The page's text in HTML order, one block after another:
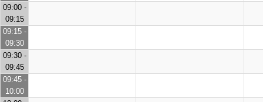
09:00 -
09:15
09:15 -
09:30
09:30 -
09:45
09:45 -
10:00